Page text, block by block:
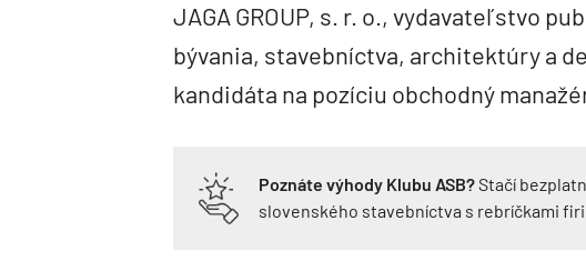
JAGA GROUP, s. r. o., vydavateľstvo
bývania, stavebníctva, architektúry a
kandidáta na pozíciu obchodný
Poznáte výhody Klubu ASB?Stačí
slovenského stavebníctva s rebríčkami